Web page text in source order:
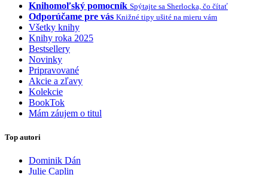
Knihomoľský pomocník Spýtajte sa Sherlocka, čo čítať
Odporúčame pre vás Knižné tipy ušité na mieru vám
Všetky knihy
Knihy roka 2025
Bestsellery
Novinky
Pripravované
Akcie a zľavy
Kolekcie
BookTok
Mám záujem o titul
Top autori
Dominik Dán
Julie Caplin